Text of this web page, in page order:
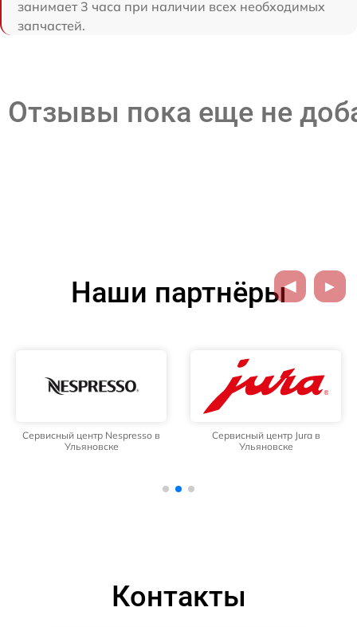
занимает 3 часа при наличии всех необходимых
запчастей.
Отзывы пока еще не
Наши партнёры
Сервисный центр Nespresso в
Ульяновске
Сервисный центр Jura в
Ульяновске
Контакты